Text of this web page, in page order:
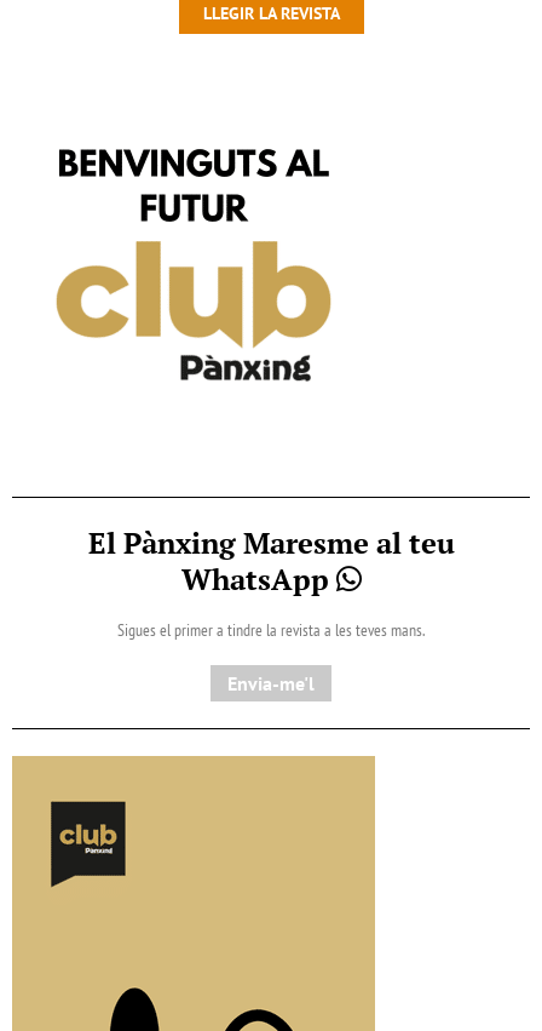
LLEGIR LA REVISTA
El Pànxing Maresme al teu
WhatsApp
Sigues el primer a tindre la revista a les teves mans.
Envia-me'l